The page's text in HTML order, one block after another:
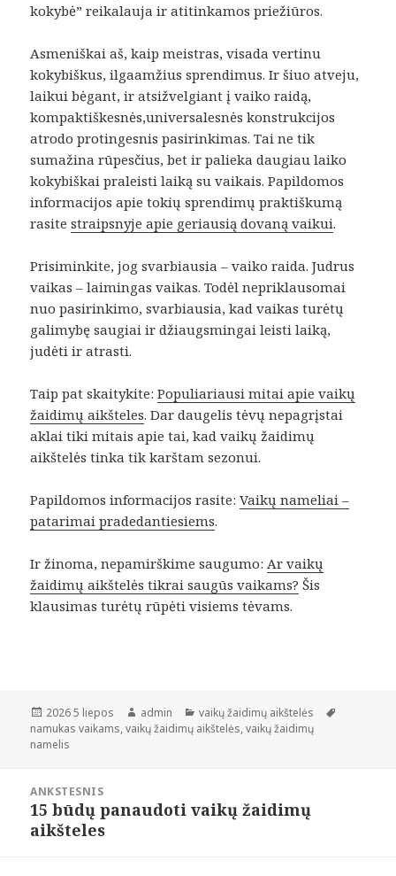
kokybė” reikalauja ir atitinkamos priežiūros.
Asmeniškai aš, kaip meistras, visada vertinu
kokybiškus, ilgaamžius sprendimus. Ir šiuo atveju,
laikui bėgant, ir atsižvelgiant į vaiko raidą,
kompaktiškesnės,universalesnės konstrukcijos
atrodo protingesnis pasirinkimas. Tai ne tik
sumažina rūpesčius, bet ir palieka daugiau laiko
kokybiškai praleisti laiką su vaikais. Papildomos
informacijos apie tokių sprendimų praktiškumą
rasitestraipsnyje apie geriausią dovaną vaikui.
Prisiminkite, jog svarbiausia – vaiko raida. Judrus
vaikas – laimingas vaikas. Todėl nepriklausomai
nuo pasirinkimo, svarbiausia, kad vaikas turėtų
galimybę saugiai ir džiaugsmingai leisti laiką,
judėti ir atrasti.
Taip pat skaitykite:Populiariausi mitai apie vaikų
žaidimų aikšteles. Dar daugelis tėvų nepagrįstai
aklai tiki mitais apie tai, kad vaikų žaidimų
aikštelės tinka tik karštam sezonui.
Papildomos informacijos rasite:Vaikų nameliai –
patarimai pradedantiesiems.
Ir žinoma, nepamirškime saugumo:Ar vaikų
žaidimų aikštelės tikrai saugūs vaikams? Šis
klausimas turėtų rūpėti visiems tėvams.
Paskelbta
2026 5 liepos Autorius
admin Kategorijos
vaikų žaidimų aikštelės
namukas vaikams,vaikų žaidimų aikštelės,vaikų žaidimų
namelis
įrašų
ANKSTESNIS
Ankstesnis
įrašas:
15 būdų panaudoti vaikų žaidimų
aikšteles